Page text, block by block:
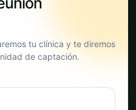
tu clínica y te diremos
de captación.